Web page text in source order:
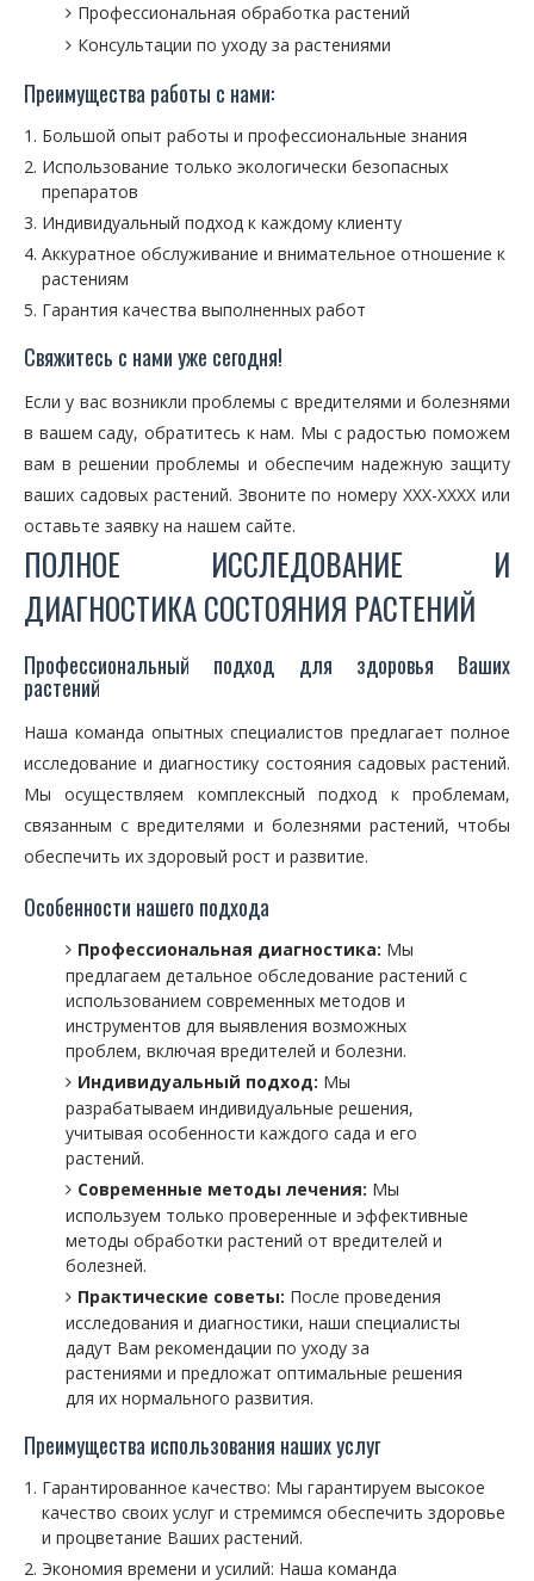
Профессиональная обработка растений
Консультации по уходу за растениями
Преимущества работы с нами:
Большой опыт работы и профессиональные знания
Использование только экологически безопасных
препаратов
Индивидуальный подход к каждому клиенту
Аккуратное обслуживание и внимательное отношение к
растениям
Гарантия качества выполненных работ
Свяжитесь с нами уже сегодня!
Если у вас возникли проблемы с вредителями и болезнями
в вашем саду, обратитесь к нам. Мы с радостью поможем
вам в решении проблемы и обеспечим надежную защиту
ваших садовых растений. Звоните по номеру XXX-XXXX или
оставьте заявку на нашем сайте.
ПОЛНОЕ ИССЛЕДОВАНИЕ И
ДИАГНОСТИКА СОСТОЯНИЯ РАСТЕНИЙ
Профессиональный подход для здоровья Ваших
растений
Наша команда опытных специалистов предлагает полное
исследование и диагностику состояния садовых растений.
Мы осуществляем комплексный подход к проблемам,
связанным с вредителями и болезнями растений, чтобы
обеспечить их здоровый рост и развитие.
Особенности нашего подхода
Профессиональная диагностика: Мы
предлагаем детальное обследование растений с
использованием современных методов и
инструментов для выявления возможных
проблем, включая вредителей и болезни.
Индивидуальный подход: Мы
разрабатываем индивидуальные решения,
учитывая особенности каждого сада и его
растений.
Современные методы лечения: Мы
используем только проверенные и эффективные
методы обработки растений от вредителей и
болезней.
Практические советы: После проведения
исследования и диагностики, наши специалисты
дадут Вам рекомендации по уходу за
растениями и предложат оптимальные решения
для их нормального развития.
Преимущества использования наших услуг
Гарантированное качество: Мы гарантируем высокое
качество своих услуг и стремимся обеспечить здоровье
и процветание Ваших растений.
Экономия времени и усилий: Наша команда